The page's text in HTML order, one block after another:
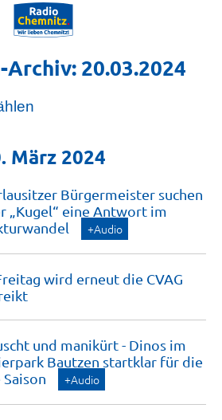
20.03.2024
März 2024
Bürgermeister suchen
„Kugel“ eine Antwort im
+Audio
wird erneut die CVAG
und manikürt - Dinos im
Bautzen startklar für die
Saison +Audio